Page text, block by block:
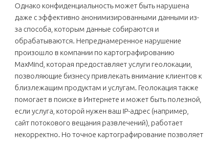
Однако конфиденциальность может быть нарушена
даже с эффективно анонимизированными данными из-
за способа, которым данные собираются и
обрабатываются. Непреднамеренное нарушение
произошло в компании по картографированию
MaxMind, которая предоставляет услуги геолокации,
позволяющие бизнесу привлекать внимание клиентов к
близлежащим продуктам и услугам. Геолокация также
помогает в поиске в Интернете и может быть полезной,
если услуга, которой нужен ваш IP-адрес (например,
сайт потокового вещания развлечений), работает
некорректно. Но точное картографирование позволяет